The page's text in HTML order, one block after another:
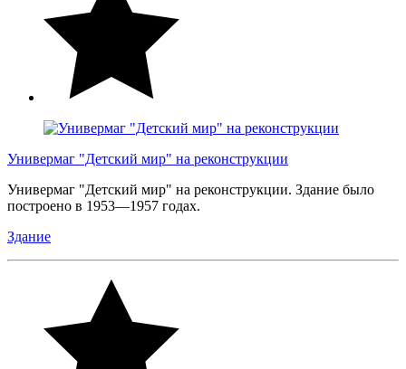
Универмаг "Детский мир" на реконструкции
Универмаг "Детский мир" на реконструкции. Здание было
построено в 1953—1957 годах.
Здание